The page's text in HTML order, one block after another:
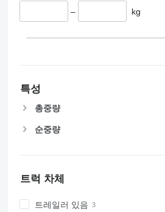
– kg
특성
총중량
순중량
트럭 차체
트레일러 있음